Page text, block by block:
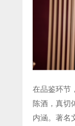
在品鉴环节
陈酒，真切
内涵。著名